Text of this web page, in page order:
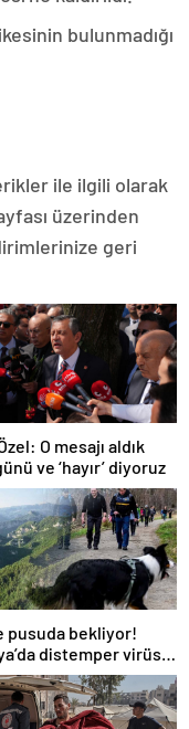
bulunmadığı
ile ilgili olarak
üzerinden
geri
O mesajı aldık
ve ‘hayır’ diyoruz
pusuda bekliyor!
distemper virüsü
Çoğu